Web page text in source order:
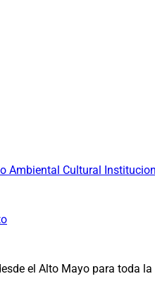
Ambiental Cultural
el Alto Mayo para toda